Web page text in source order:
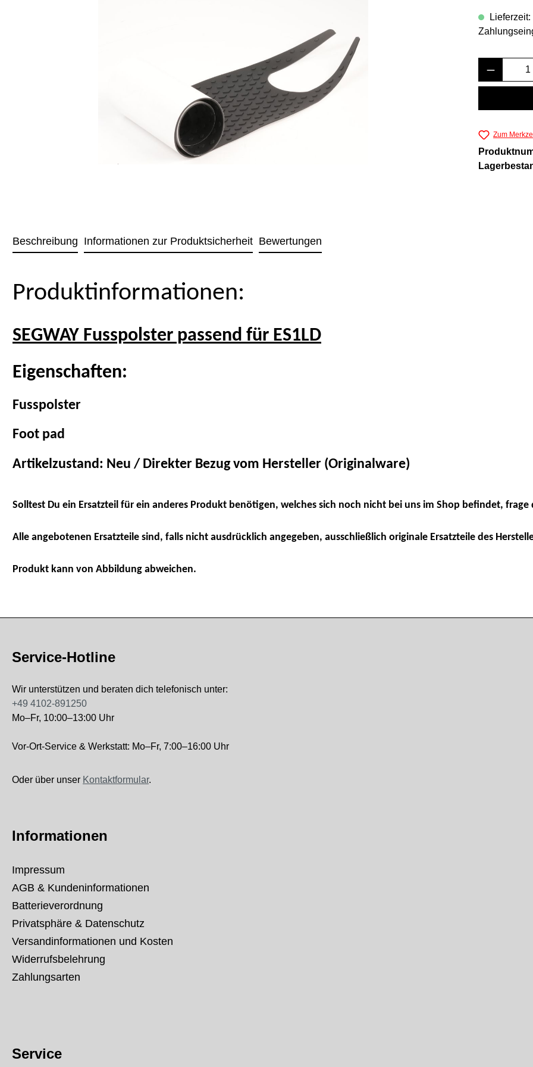
Zum
Beschreibung Informationen zur Produktsicherheit Bewertungen
Produktinformationen:
SEGWAY Fusspolster passend für ES1LD
Eigenschaften:
Fusspolster
Foot pad
Artikelzustand: Neu / Direkter Bezug vom Hersteller (Originalware)
Solltest Du ein Ersatzteil für ein anderes Produkt benötigen, welches sich noch nicht bei uns im Shop befindet,
Alle angebotenen Ersatzteile sind, falls nicht ausdrücklich angegeben, ausschließlich originale Ersatzteile des
Produkt kann von Abbildung abweichen.
Service-Hotline
Wir unterstützen und beraten dich telefonisch unter:
+49 4102-891250
Mo–Fr, 10:00–13:00 Uhr
Vor-Ort-Service & Werkstatt: Mo–Fr, 7:00–16:00 Uhr
Oder über unser Kontaktformular.
Informationen
Impressum
AGB & Kundeninformationen
Batterieverordnung
Privatsphäre & Datenschutz
Versandinformationen und Kosten
Widerrufsbelehrung
Zahlungsarten
Service